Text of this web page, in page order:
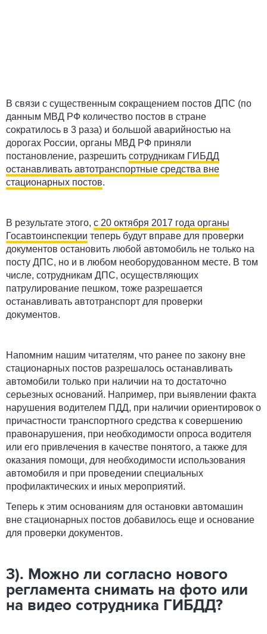
В связи с существенным сокращением постов ДПС (по
данным МВД РФ количество постов в стране
сократилось в 3 раза) и большой аварийностью на
дорогах России, органы МВД РФ приняли
постановление, разрешить сотрудникам ГИБДД
останавливать автотранспортные средства вне
стационарных постов.
В результате этого, с 20 октября 2017 года органы
Госавтоинспекции теперь будут вправе для проверки
документов остановить любой автомобиль не только на
посту ДПС, но и в любом необорудованном месте. В том
числе, сотрудникам ДПС, осуществляющих
патрулирование пешком, тоже разрешается
останавливать автотранспорт для проверки
документов.
Напомним нашим читателям, что ранее по закону вне
стационарных постов разрешалось останавливать
автомобили только при наличии на то достаточно
серьезных оснований. Например, при выявлении факта
нарушения водителем ПДД, при наличии ориентировок о
причастности транспортного средства к совершению
правонарушения, при необходимости опроса водителя
или его привлечения в качестве понятого, а также для
оказания помощи, для необходимости использования
автомобиля и при проведении специальных
профилактических и иных мероприятий.
Теперь к этим основаниям для остановки автомашин
вне стационарных постов добавилось еще и основание
для проверки документов.
3). Можно ли согласно нового
регламента снимать на фото или
на видео сотрудника ГИБДД?